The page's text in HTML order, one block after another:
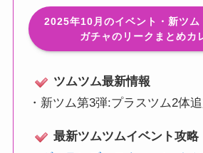
2025年10月のイベント・新ツム
ガチャのリークまとめカ
ツムツム最新情報
・ 新ツム第3弾:プラスツム2体
最新ツムツムイベント攻略